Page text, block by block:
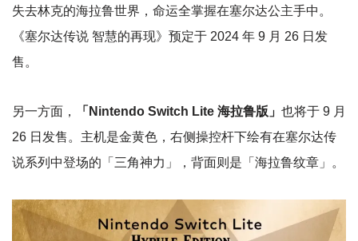
失去林克的海拉鲁世界，命运全掌握在塞尔达公主手中。
《塞尔达传说 智慧的再现》预定于 2024 年 9 月 26 日发
售。
另一方面， 「Nintendo Switch Lite 海拉鲁版」 也将于 9 月
26 日发售。主机是金黄色，右侧操控杆下绘有在塞尔达传
说系列中登场的「三角神力」，背面则是「海拉鲁纹章」。